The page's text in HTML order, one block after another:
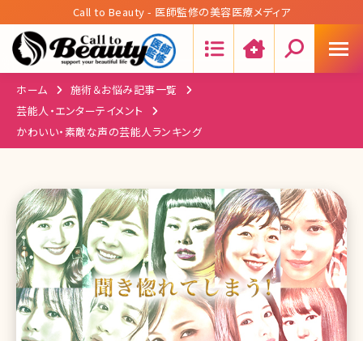
Call to Beauty - 医師監修の美容医療メディア
ホーム
施術＆お悩み記事一覧
芸能人・エンターテイメント
かわいい・素敵な声の芸能人ランキング